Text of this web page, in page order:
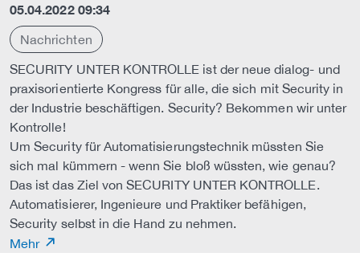
05.04.2022 09:34
Nachrichten
SECURITY UNTER KONTROLLE ist der neue dialog- und
praxisorientierte Kongress für alle, die sich mit Security in
der Industrie beschäftigen. Security? Bekommen wir unter
Kontrolle!
Um Security für Automatisierungstechnik müssten Sie
sich mal kümmern - wenn Sie bloß wüssten, wie genau?
Das ist das Ziel von SECURITY UNTER KONTROLLE.
Automatisierer, Ingenieure und Praktiker befähigen,
Security selbst in die Hand zu nehmen.
Mehr